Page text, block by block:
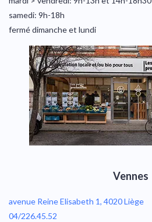
samedi: 9h-18h
fermé dimanche et lundi
Vennes
avenue Reine Elisabeth 1, 4020 Liège
04/226.45.52